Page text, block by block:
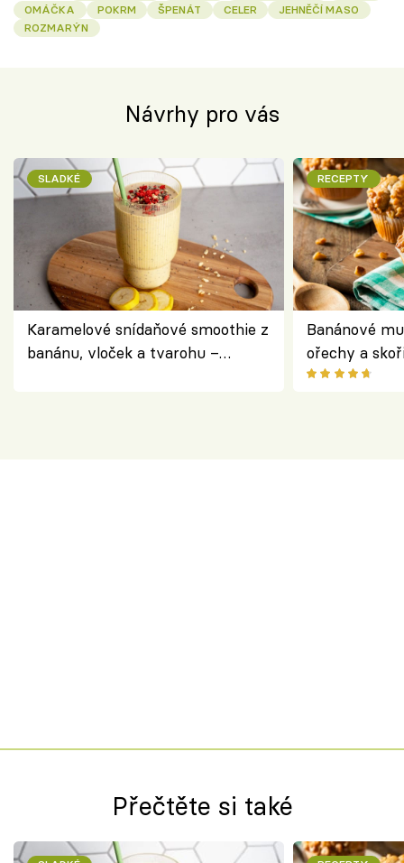
OMÁČKA
POKRM ŠPENÁT CELER
JEHNĚČÍ MASO
ROZMARÝN
Návrhy pro vás
SLADKÉ
Karamelové snídaňové smoothie z
banánu, vloček a tvarohu –
RECEPTY
Banánové
ořechy a
Přečtěte si také